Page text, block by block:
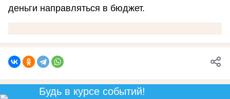
деньги направляться в бюджет.
Будь в курсе событий!